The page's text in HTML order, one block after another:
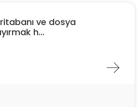
ve dosya
h...